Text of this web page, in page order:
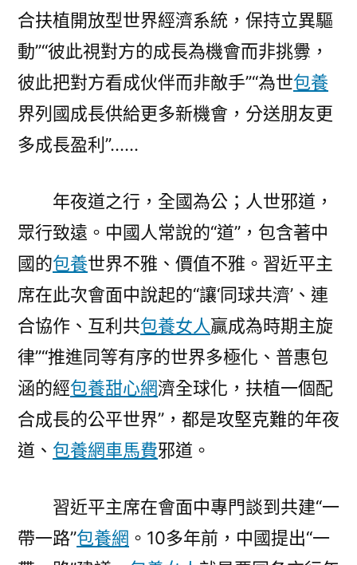
合扶植開放型世界經濟系統，保持立異驅
動”“彼此視對方的成長為機會而非挑釁，
彼此把對方看成伙伴而非敵手”“為世包養
界列國成長供給更多新機會，分送朋友更
多成長盈利”……
年夜道之行，全國為公；人世邪道，
眾行致遠。中國人常說的“道”，包含著中
國的包養世界不雅、價值不雅。習近平主
席在此次會面中說起的“讓‘同球共濟’、連
合協作、互利共包養女人贏成為時期主旋
律”“推進同等有序的世界多極化、普惠包
涵的經包養甜心網濟全球化，扶植一個配
合成長的公平世界”，都是攻堅克難的年夜
道、 包養網車馬費邪道。
習近平主席在會面中專門談到共建“一
帶一路”包養網 。10多年前，中國提出“一